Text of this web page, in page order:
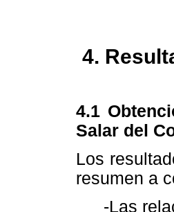
4.
4.1
Salar del
Los
resumen a
-Las